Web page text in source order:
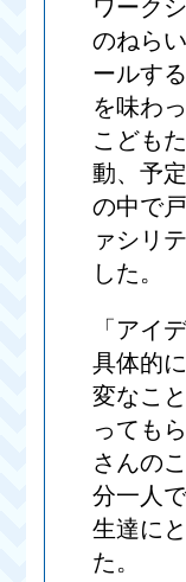
ワーク
のねら
ールす
を味わ
こども
動、予
の中で
ァシリ
した。
「アイ
具体的
変なこ
っても
さんの
分一人
生達に
た。